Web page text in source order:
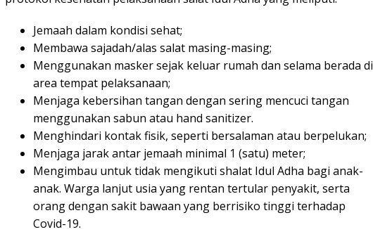
Jemaah dalam kondisi sehat;
Membawa sajadah/alas salat masing-masing;
Menggunakan masker sejak keluar rumah dan selama berada di
area tempat pelaksanaan;
Menjaga kebersihan tangan dengan sering mencuci tangan
menggunakan sabun atau hand sanitizer.
Menghindari kontak fisik, seperti bersalaman atau berpelukan;
Menjaga jarak antar jemaah minimal 1 (satu) meter;
Mengimbau untuk tidak mengikuti shalat Idul Adha bagi anak-
anak. Warga lanjut usia yang rentan tertular penyakit, serta
orang dengan sakit bawaan yang berrisiko tinggi terhadap
Covid-19.